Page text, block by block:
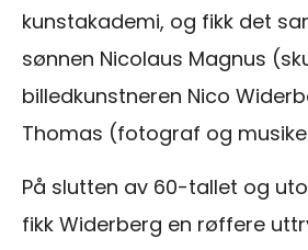
kunstakademi, og fikk det
sønnen Nicolaus Magnus
billedkunstneren Nico
Thomas (fotograf og
På slutten av 60-tallet og
fikk Widerberg en røffere